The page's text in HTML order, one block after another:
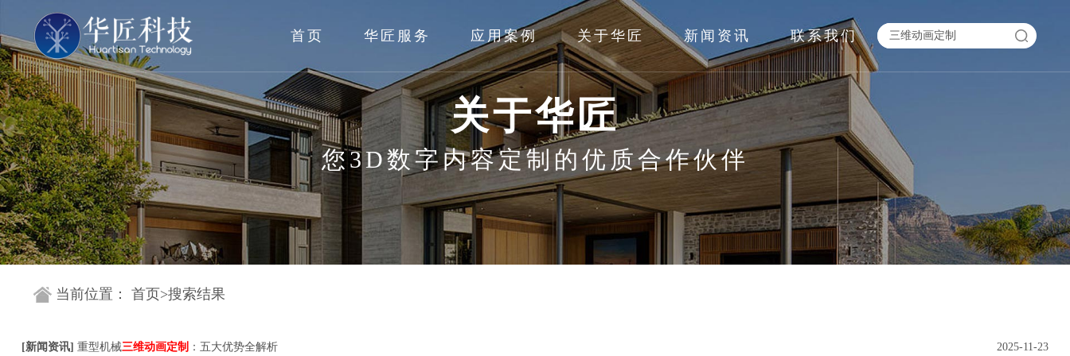
首页 华匠服务 应用案例 关于华匠 新闻资讯 联系我们
关于华匠
您3D数字内容定制的优质合作伙伴
当前位置： 首页>搜索结果
2025-11-23
[新闻资讯] 重型机械三维动画定制 ：五大优势全解析